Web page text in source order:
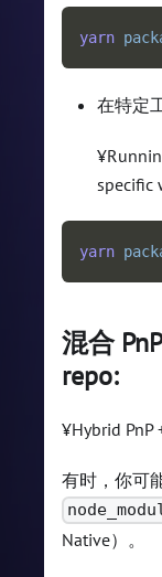
yarn
在特定
specific
yarn
混合
repo:
¥Hybrid PnP
有时，你可
Native）。